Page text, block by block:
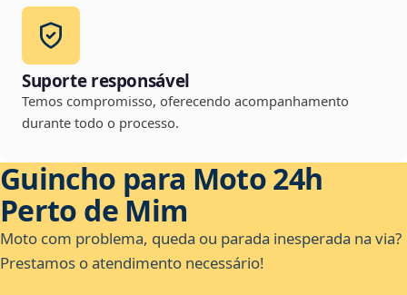
Suporte responsável
Temos compromisso, oferecendo acompanhamento
durante todo o processo.
Guincho para Moto 24h
Perto de Mim
Moto com problema, queda ou parada inesperada na via?
Prestamos o atendimento necessário!